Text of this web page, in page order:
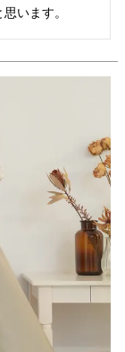
います。